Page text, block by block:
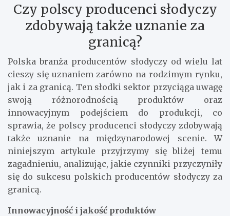
Czy polscy producenci słodyczy
zdobywają także uznanie za
granicą?
Polska branża producentów słodyczy od wielu lat
cieszy się uznaniem zarówno na rodzimym rynku,
jak i za granicą. Ten słodki sektor przyciąga uwagę
swoją różnorodnością produktów oraz
innowacyjnym podejściem do produkcji, co
sprawia, że polscy producenci słodyczy zdobywają
także uznanie na międzynarodowej scenie. W
niniejszym artykule przyjrzymy się bliżej temu
zagadnieniu, analizując, jakie czynniki przyczyniły
się do sukcesu polskich producentów słodyczy za
granicą.
Innowacyjność i jakość produktów